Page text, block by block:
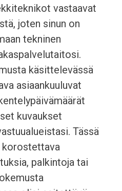
vastaavat
joten sinun on
tekninen
käsittelevässä
asiaankuuluvat
kuvaukset
Tässä
palkintoja tai